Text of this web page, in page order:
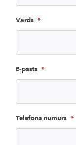
Vārds *
E-pasts *
Telefona numurs *